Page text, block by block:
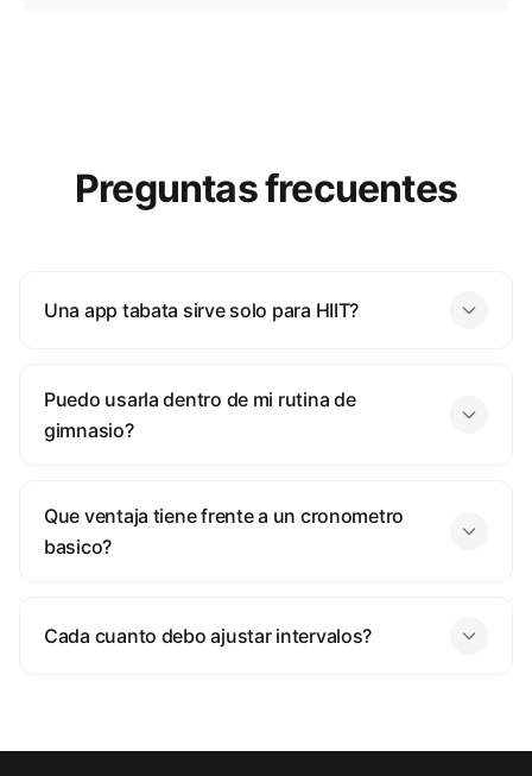
Preguntas frecuentes
Una app tabata sirve solo para HIIT?
Puedo usarla dentro de mi rutina de
gimnasio?
Que ventaja tiene frente a un cronometro
basico?
Cada cuanto debo ajustar intervalos?